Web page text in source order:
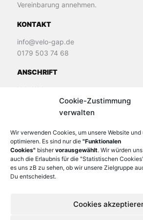
Cookie-Zustimmung
verwalten
Wir verwenden Cookies, um unsere Website
optimieren. Es sind nur die "Funktionalen
Cookies" bishervorausgewählt. Wir würden
auch die Erlaubnis für die "Statistischen
es uns zB zu sehen, ob wir unsere Zielgruppe
Du entscheidest.
Cookies
Vereinbarung annehmen.
KONTAKT
info@velo-gap.de
0179 503 74 68
ANSCHRIFT
Velo Welt
James-Loeb-Straße 11
82481 Murnau